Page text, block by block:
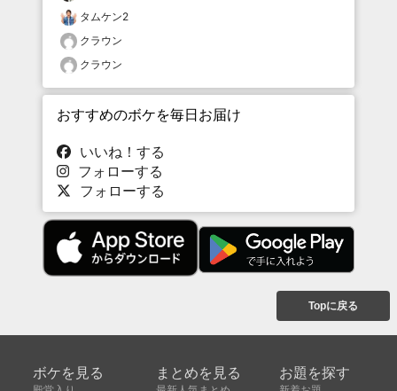
タムケン2
クラウン
クラウン
おすすめのボケを毎日お届け
いいね！する
フォローする
フォローする
Topに戻る
ボケを見る まとめを見る お題を探す